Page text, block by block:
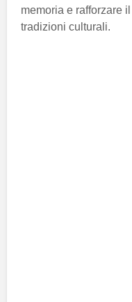
memoria e rafforzare
tradizioni culturali.